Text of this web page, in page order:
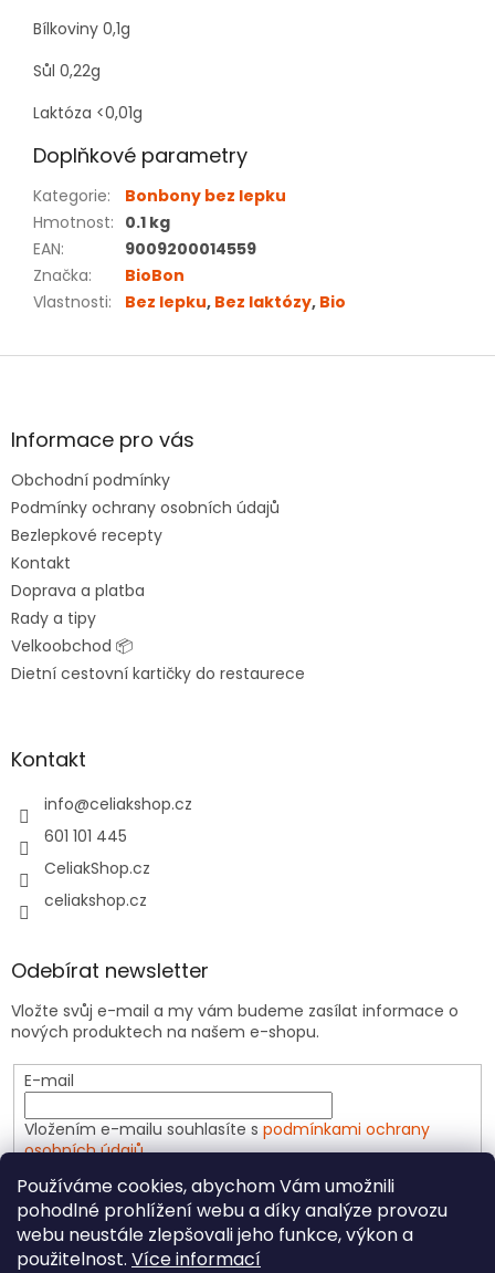
Používáme cookies, abychom Vám umožnili
pohodlné prohlížení webu a díky analýze provozu
webu neustále zlepšovali jeho funkce, výkon a
použitelnost. Více informací
Bílkoviny 0,1g
Sůl 0,22g
Laktóza <0,01g
Doplňkové parametry
Kategorie:
Bonbony bez lepku
Hmotnost: 0.1 kg
EAN:
9009200014559
Značka:
BioBon
Vlastnosti: Bez lepku, Bez laktózy, Bio
Z
aInformace pro vás
Obchodní podmínky
Podmínky ochrany osobních údajů
Bezlepkové recepty
Kontakt
Doprava a platba
Rady a tipy
Velkoobchod 📦
Dietní cestovní kartičky do restaurece
Kontakt
info@celiakshop.cz
601 101 445
CeliakShop.cz
celiakshop.cz
Odebírat newsletter
Vložte svůj e-mail a my vám budeme zasílat informace o
nových produktech na našem e-shopu.
E-mail
Vložením e-mailu souhlasíte s podmínkami ochrany
osobních údajů
PŘIHLÁSIT SE